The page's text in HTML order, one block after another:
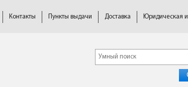
Контакты Пункты выдачи Доставка Юридическая